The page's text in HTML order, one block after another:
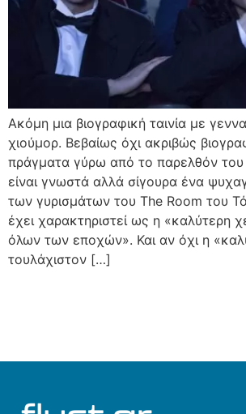
Ακόμη μια βιογραφική ταινία με
χιούμορ. Βεβαίως όχι ακριβώς
πράγματα γύρω από το παρελθόν
είναι γνωστά αλλά σίγουρα ένα
των γυρισμάτων του The Room του
έχει χαρακτηριστεί ως η «καλύτερη
όλων των εποχών». Και αν όχι η
τουλάχιστον […]